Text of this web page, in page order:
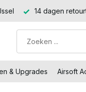
14 dagen
& Upgrades Airsoft